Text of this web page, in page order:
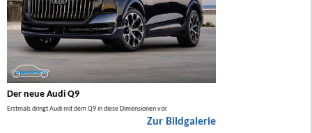
Der neue Audi Q9
Erstmals dringt Audi mit dem Q9 in diese Dimensionen vor.
Zur Bildgalerie